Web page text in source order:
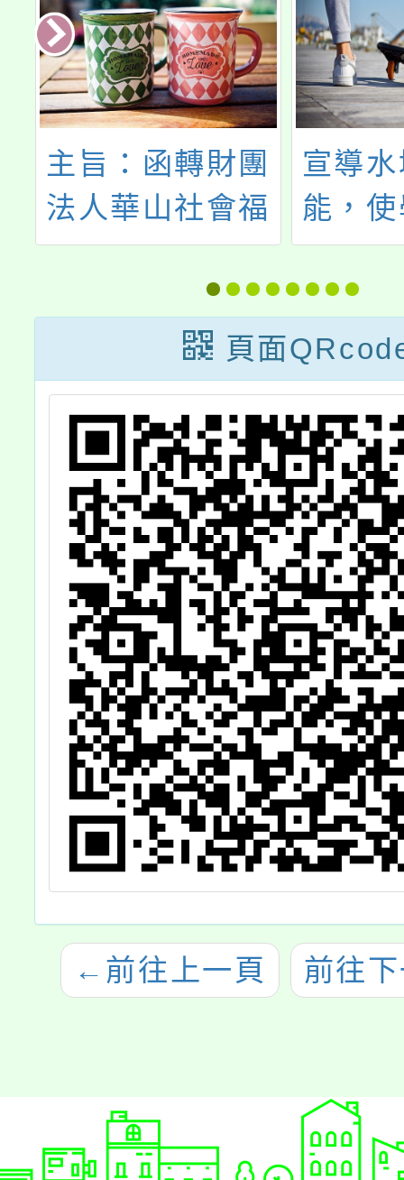
主旨：函轉財團
法人華山社會福
利慈善事業基金
會所送校園敬老
宣傳活動資料，
請貴校多加利
用，請查照。
宣導
能，
水域
頁面
← 前往上一頁 前往